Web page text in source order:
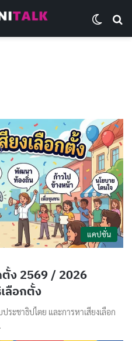
แคปชั่น
ตั้ง 2569 / 2026
ลือกตั้ง
ระชาธิปไตย และการหาเสียงเลือก